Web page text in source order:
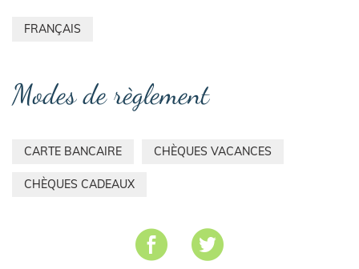
FRANÇAIS
Modes de règlement
CARTE BANCAIRE CHÈQUES VACANCES
CHÈQUES CADEAUX